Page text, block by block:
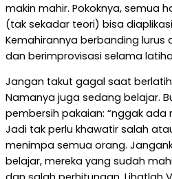
makin mahir. Pokoknya, semua
(tak sekadar teori) bisa
Kemahirannya berbanding lurus
dan berimprovisasi selama
Jangan takut gagal saat
Namanya juga sedang belajar.
pembersih pakaian: “nggak ada
Jadi tak perlu khawatir salah
menimpa semua orang.
belajar, mereka yang sudah